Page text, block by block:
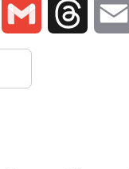
Facebook Gmail Threads